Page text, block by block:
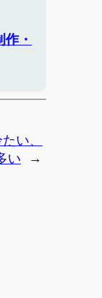
・
い、
い
→